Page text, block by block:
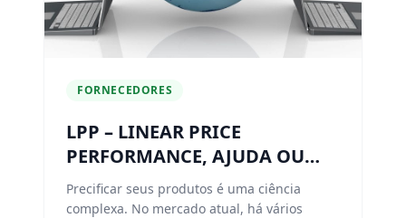
FORNECEDORES
LPP – LINEAR PRICE
PERFORMANCE, AJUDA OU
ATRAPALHA NA NEGOCIAÇÃO
E/OU ANÁLISE?
Precificar seus produtos é uma ciência
complexa. No mercado atual, há vários